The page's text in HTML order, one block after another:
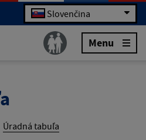
Slovenčina
Menu
Úradná tabuľa